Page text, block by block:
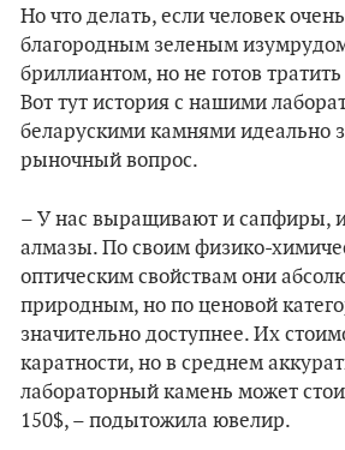
Но что делать, если человек
благородным зеленым
бриллиантом, но не готов
Вот тут история с нашими
беларускими камнями идеально
рыночный вопрос.
– У нас выращивают и сапфиры,
алмазы. По своим физико-
оптическим свойствам они
природным, но по ценовой
значительно доступнее. Их
каратности, но в среднем
лабораторный камень может
150$, – подытожила ювелир.